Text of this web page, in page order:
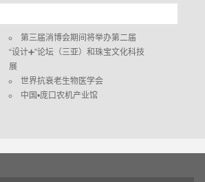
第三届消博会期间将举办第二届
“设计➕”论坛（三亚）和珠宝文化科技
展
世界抗衰老生物医学会
中国•庞口农机产业馆